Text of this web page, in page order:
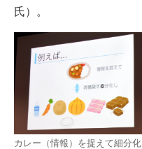
氏）。
カレー（情報）を捉えて細分化